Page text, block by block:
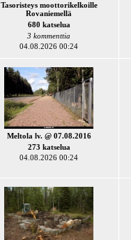
Tasoristeys moottorikelkoille
Rovaniemellä
680 katselua
3 kommenttia
04.08.2026 00:24
Meltola lv. @ 07.08.2016
273 katselua
04.08.2026 00:24